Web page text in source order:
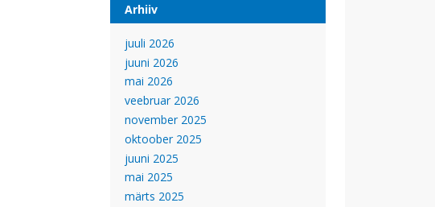
Arhiiv
juuli 2026
juuni 2026
mai 2026
veebruar 2026
november 2025
oktoober 2025
juuni 2025
mai 2025
märts 2025